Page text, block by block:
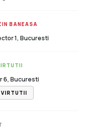
BANEASA
1, Bucuresti
6, Bucuresti
VIRTUTII